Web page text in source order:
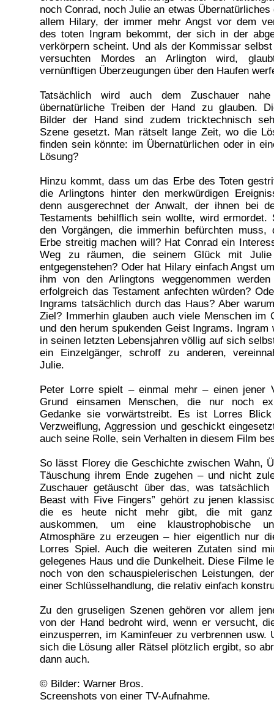
noch Conrad, noch Julie an etwas
allem Hilary, der immer mehr Angst vor dem
des toten Ingram bekommt, der sich in der
verkörpern scheint. Und als der Kommissar
versuchten Mordes an Arlington wird,
vernünftigen Überzeugungen über den Haufen
Tatsächlich wird auch dem Zuschauer
übernatürliche Treiben der Hand zu glauben.
Bilder der Hand sind zudem tricktechnisch
Szene gesetzt. Man rätselt lange Zeit, wo die
finden sein könnte: im Übernatürlichen oder in
Lösung?
Hinzu kommt, dass um das Erbe des Toten
die Arlingtons hinter den merkwürdigen
denn ausgerechnet der Anwalt, der ihnen bei
Testaments behilflich sein wollte, wird ermordet.
den Vorgängen, die immerhin befürchten
Erbe streitig machen will? Hat Conrad ein
Weg zu räumen, die seinem Glück mit
entgegenstehen? Oder hat Hilary einfach Angst
ihm von den Arlingtons weggenommen
erfolgreich das Testament anfechten würden?
Ingrams tatsächlich durch das Haus? Aber
Ziel? Immerhin glauben auch viele Menschen im
und den herum spukenden Geist Ingrams.
in seinen letzten Lebensjahren völlig auf sich
ein Einzelgänger, schroff zu anderen,
Julie.
Peter Lorre spielt – einmal mehr – einen jener
Grund einsamen Menschen, die nur noch
Gedanke sie vorwärtstreibt. Es ist Lorres Blick
Verzweiflung, Aggression und geschickt
auch seine Rolle, sein Verhalten in diesem Film
So lässt Florey die Geschichte zwischen Wahn,
Täuschung ihrem Ende zugehen – und nicht
Zuschauer getäuscht über das, was
Beast with Five Fingers” gehört zu jenen
die es heute nicht mehr gibt, die mit ganz
auskommen, um eine klaustrophobische
Atmosphäre zu erzeugen – hier eigentlich nur
Lorres Spiel. Auch die weiteren Zutaten sind
gelegenes Haus und die Dunkelheit. Diese Filme
noch von den schauspielerischen Leistungen,
einer Schlüsselhandlung, die relativ einfach
Zu den gruseligen Szenen gehören vor allem
von der Hand bedroht wird, wenn er versucht,
einzusperren, im Kaminfeuer zu verbrennen usw.
sich die Lösung aller Rätsel plötzlich ergibt, so
dann auch.
© Bilder: Warner Bros.
Screenshots von einer TV-Aufnahme.